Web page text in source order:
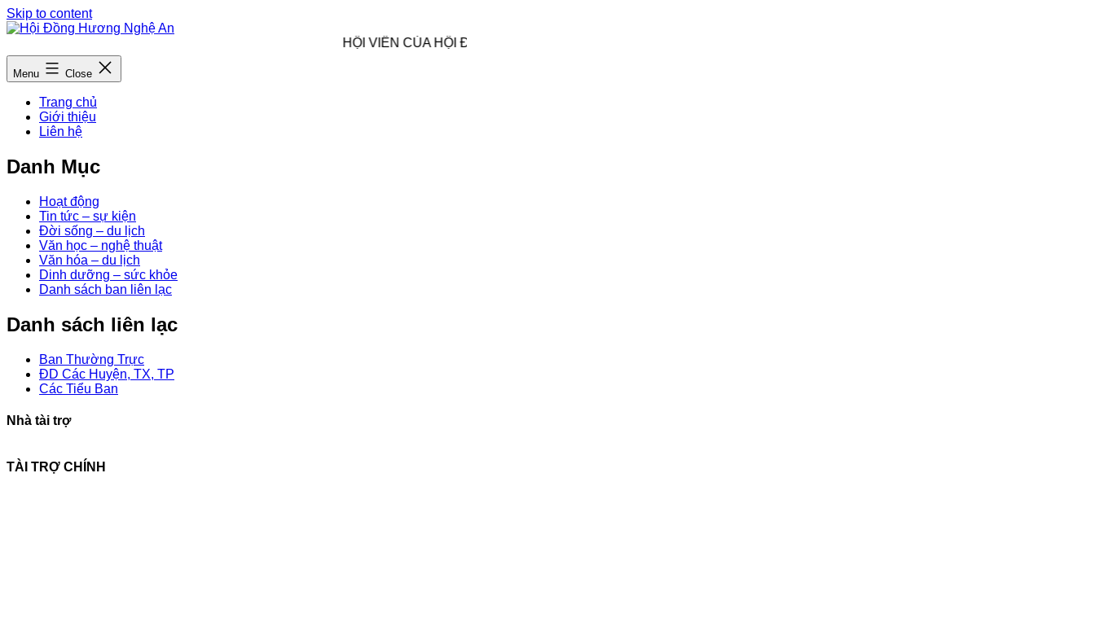
Skip to content
HỘI VIÊN CỦA HỘI ĐỒNG HƯƠNG NGHỆ AN TẠI TPHCM TÍCH CỰC THAM GIA HOẠT ĐỘNG NƠI CƯ NGỤ, CHẤP HÀNH
Menu Close
Trang chủ
Giới thiệu
Liên hệ
Danh Mục
Hoạt động
Tin tức – sự kiện
Đời sống – du lịch
Văn học – nghệ thuật
Văn hóa – du lịch
Dinh dưỡng – sức khỏe
Danh sách ban liên lạc
Danh sách liên lạc
Ban Thường Trực
ĐD Các Huyện, TX, TP
Các Tiểu Ban
Nhà tài trợ
TÀI TRỢ CHÍNH